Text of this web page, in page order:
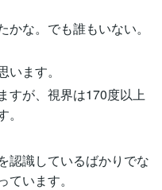
かな。でも誰もいない。
ます。
すが、視界は170度以上
認識しているばかりでな
います。